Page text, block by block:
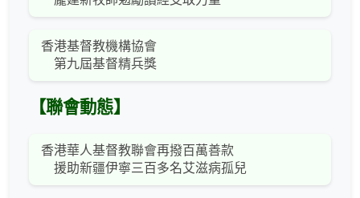
香港基督教機構協會
第九屆基督精兵獎
【聯會動態】
香港華人基督教聯會再撥百萬善款
援助新疆伊寧三百多名艾滋病孤兒